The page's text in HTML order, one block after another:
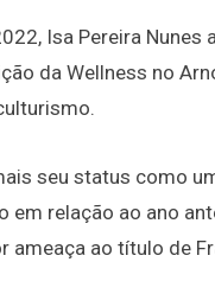
Isa Pereira
da Wellness no
seu status como
em relação ao ano
ameaça ao título de